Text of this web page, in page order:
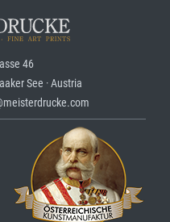
46
See · Austria